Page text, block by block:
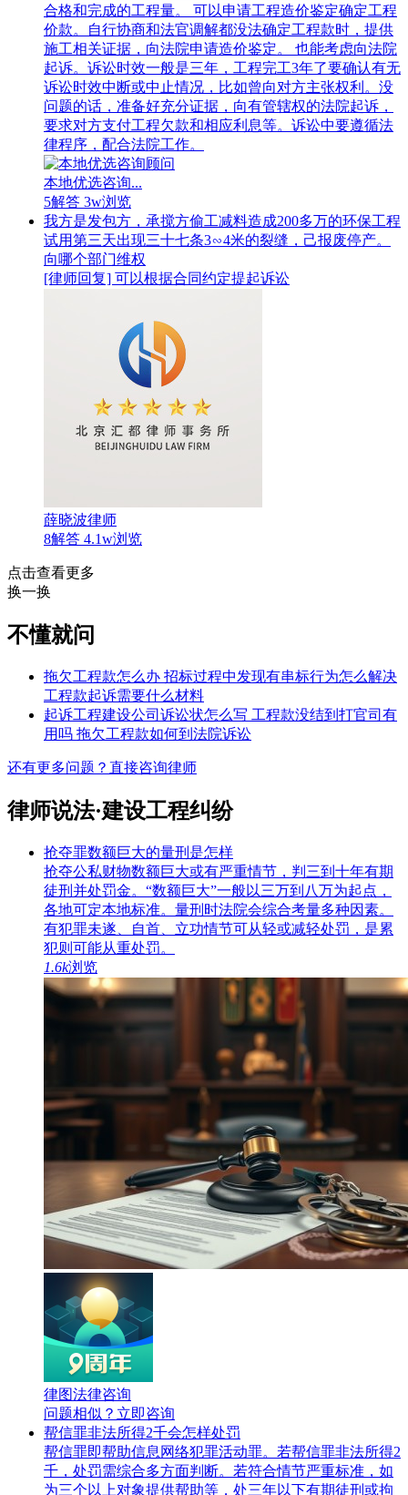
合格和完成的工程量。 可以申请工程造价鉴定确定工程
价款。自行协商和法官调解都没法确定工程款时，提供
施工相关证据，向法院申请造价鉴定。 也能考虑向法院
起诉。诉讼时效一般是三年，工程完工3年了要确认有无
诉讼时效中断或中止情况，比如曾向对方主张权利。没
问题的话，准备好充分证据，向有管辖权的法院起诉，
要求对方支付工程欠款和相应利息等。诉讼中要遵循法
律程序，配合法院工作。
本地优选咨询...
5解答 3w浏览
我方是发包方，承搅方偷工减料造成200多万的环保工程
试用第三天出现三十七条3∽4米的裂缝，己报废停产。
向哪个部门维权
[律师回复] 可以根据合同约定提起诉讼
薛晓波律师
8解答 4.1w浏览
点击查看更多
换一换
不懂就问
拖欠工程款怎么办 招标过程中发现有串标行为怎么解决
工程款起诉需要什么材料
起诉工程建设公司诉讼状怎么写 工程款没结到打官司有
用吗 拖欠工程款如何到法院诉讼
还有更多问题？ 直接咨询律师
律师说法·建设工程纠纷
抢夺罪数额巨大的量刑是怎样
抢夺公私财物数额巨大或有严重情节，判三到十年有期
徒刑并处罚金。“数额巨大”一般以三万到八万为起点，
各地可定本地标准。量刑时法院会综合考量多种因素。
有犯罪未遂、自首、立功情节可从轻或减轻处罚，是累
犯则可能从重处罚。
1.6k浏览
律图法律咨询
问题相似？ 立即咨询
帮信罪非法所得2千会怎样处罚
帮信罪即帮助信息网络犯罪活动罪。若帮信罪非法所得2
千，处罚需综合多方面判断。若符合情节严重标准，如
为三个以上对象提供帮助等，处三年以下有期徒刑或拘